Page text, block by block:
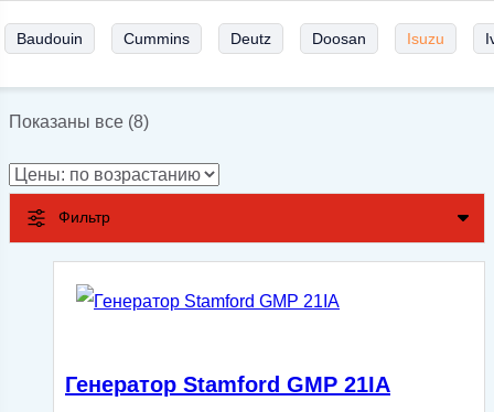
Baudouin Cummins Deutz Doosan Isuzu
Показаны все (8)Цены:
возрастанию
Фильтр
Генератор Stamford GMP 21IA